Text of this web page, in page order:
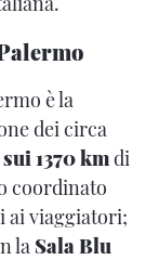
è la
dei circa
1370 kmdi
coordinato
ai viaggiatori;
la Sala Blu